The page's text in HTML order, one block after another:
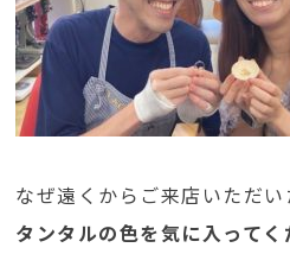
なぜ遠くからご来店いただ
タンタルの色を気に入って